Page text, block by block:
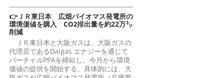
👉ＪＲ東日本 広畑バイオマス発電所の
環境価値を購入 CO2排出量を約22万㌧
削減
ＪＲ東日本と大阪ガスは、大阪ガスの
代理店であるDaigas エナジーを通じて
バーチャルPPAを締結し、今月から環境
価値の提供を開始する。具体的には、大